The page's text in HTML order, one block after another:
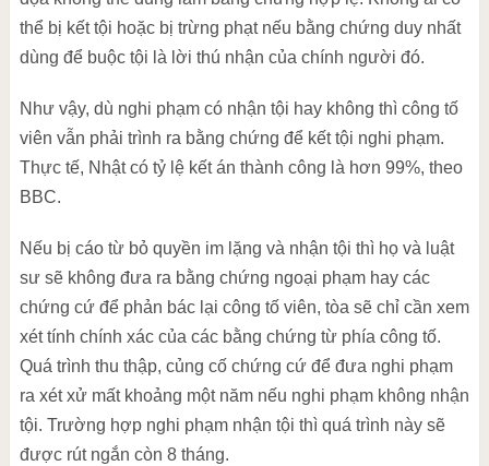
thể bị kết tội hoặc bị trừng phạt nếu bằng chứng duy nhất
dùng để buộc tội là lời thú nhận của chính người đó.
Như vậy, dù nghi phạm có nhận tội hay không thì công tố
viên vẫn phải trình ra bằng chứng để kết tội nghi phạm.
Thực tế, Nhật có tỷ lệ kết án thành công là hơn 99%, theo
BBC.
Nếu bị cáo từ bỏ quyền im lặng và nhận tội thì họ và luật
sư sẽ không đưa ra bằng chứng ngoại phạm hay các
chứng cứ để phản bác lại công tố viên, tòa sẽ chỉ cần xem
xét tính chính xác của các bằng chứng từ phía công tố.
Quá trình thu thập, củng cố chứng cứ để đưa nghi phạm
ra xét xử mất khoảng một năm nếu nghi phạm không nhận
tội. Trường hợp nghi phạm nhận tội thì quá trình này sẽ
được rút ngắn còn 8 tháng.